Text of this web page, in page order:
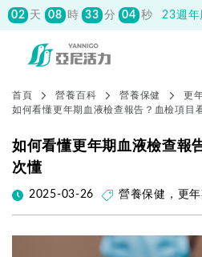
02 08 33 21
首頁 營養百科 營養保健
更
如何看懂更年期血液檢查報告？血檢項目
如何看懂更年期血液檢查報
次懂
2025-03-26 營養保健 ， 更